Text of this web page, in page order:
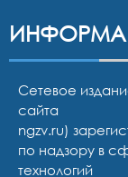
Сетевое
сайта
ngzv.ru)
по надзору в
технологий